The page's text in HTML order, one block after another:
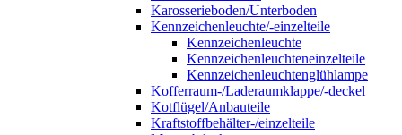
Karosserieboden/Unterboden
Kennzeichenleuchte/-einzelteile
Kennzeichenleuchte
Kennzeichenleuchteneinzelteile
Kennzeichenleuchtenglühlampe
Kofferraum-/Laderaumklappe/-deckel
Kotflügel/Anbauteile
Kraftstoffbehälter-/einzelteile